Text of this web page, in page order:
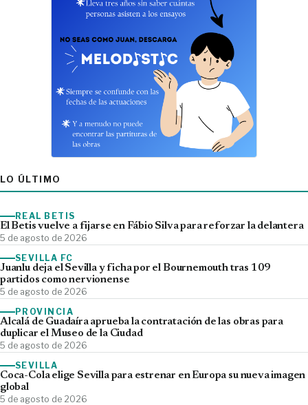
LO ÚLTIMO
REAL BETIS
El Betis vuelve a fijarse en Fábio Silva para reforzar la delantera
5 de agosto de 2026
SEVILLA FC
Juanlu deja el Sevilla y ficha por el Bournemouth tras 109
partidos como nervionense
5 de agosto de 2026
PROVINCIA
Alcalá de Guadaíra aprueba la contratación de las obras para
duplicar el Museo de la Ciudad
5 de agosto de 2026
SEVILLA
Coca-Cola elige Sevilla para estrenar en Europa su nueva imagen
global
5 de agosto de 2026